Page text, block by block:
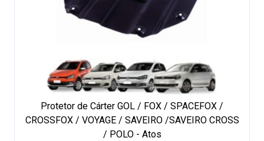
Protetor de Cárter GOL / FOX / SPACEFOX /
CROSSFOX / VOYAGE / SAVEIRO /SAVEIRO CROSS
/ POLO - Atos